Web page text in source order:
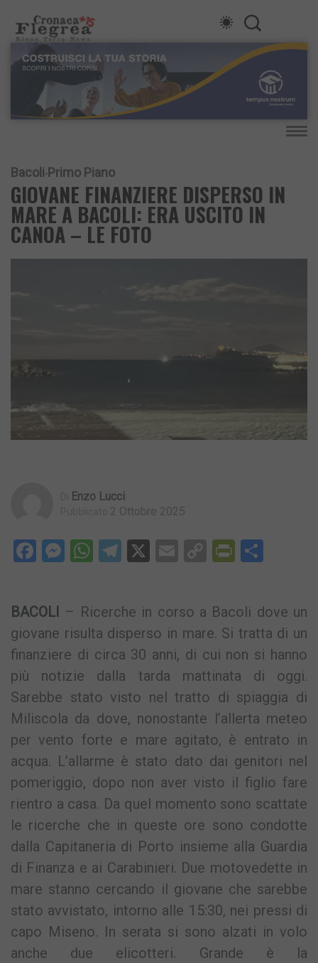
Bacoli Primo Piano
GIOVANE FINANZIERE DISPERSO IN
MARE A BACOLI: ERA USCITO IN
CANOA – LE FOTO
Enzo Lucci
2 Ottobre 2025
Facebook
Messenger
WhatsApp
Telegram
X EmailCopy
BACOLI
– Ricerche in corso a Bacoli dove un
giovane risulta disperso in mare. Si tratta di un
finanziere di circa 30 anni, di cui non si hanno
più notizie dalla tarda mattinata di oggi.
Sarebbe stato visto nel tratto di spiaggia di
Miliscola da dove, nonostante l’allerta meteo
per vento forte e mare agitato, è entrato in
acqua. L’allarme è stato dato dai genitori nel
pomeriggio, dopo non aver visto il figlio fare
rientro a casa. Da quel momento sono scattate
le ricerche che in queste ore sono condotte
dalla Capitaneria di Porto insieme alla Guardia
di Finanza e ai Carabinieri. Due motovedette in
mare stanno cercando il giovane che sarebbe
stato avvistato, intorno alle 15:30, nei pressi di
capo Miseno. In serata si sono alzati in volo
anche due elicotteri. Grande è la